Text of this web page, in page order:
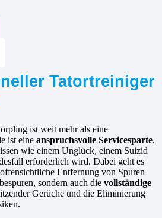
Tatortreiniger
ist weit mehr als eine
ist eine anspruchsvolle Servicesparte,
wie einem Unglück, einem Suizid
erforderlich wird. Dabei geht es
Entfernung von Spuren
sondern auch die vollständige
Gerüche und die Eliminierung